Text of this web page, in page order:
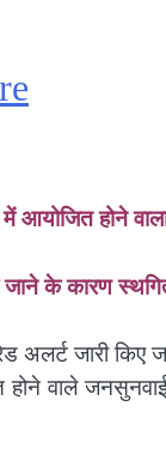
में आयोजित होने
जाने के कारण
रेड अलर्ट जारी
वाले जनसुनवाई